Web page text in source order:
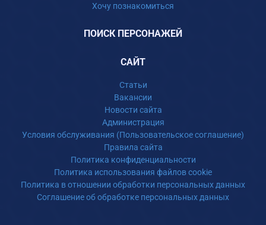
Хочу познакомиться
ПОИСК ПЕРСОНАЖЕЙ
САЙТ
Статьи
Вакансии
Новости сайта
Администрация
Условия обслуживания (Пользовательское соглашение)
Правила сайта
Политика конфиденциальности
Политика использования файлов cookie
Политика в отношении обработки персональных данных
Соглашение об обработке персональных данных